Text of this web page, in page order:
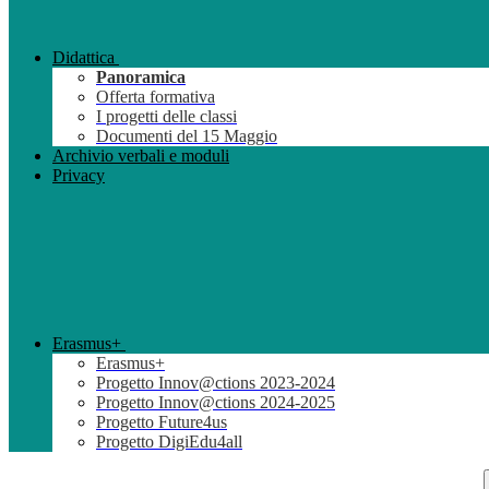
Didattica
Panoramica
Offerta formativa
I progetti delle classi
Documenti del 15 Maggio
Archivio verbali e moduli
Privacy
Erasmus+
Erasmus+
Progetto Innov@ctions 2023-2024
Progetto Innov@ctions 2024-2025
Progetto Future4us
Progetto DigiEdu4all